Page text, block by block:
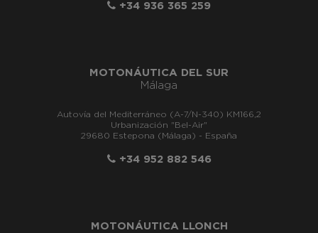
+34 936 365 259
MOTONÁUTICA DEL SUR
Málaga
Autovía del Mediterráneo (A-7/N-340) KM166,2
Urbanización "Bel-Air"
29680 Estepona (Málaga) - España
+34 952 882 546
MOTONÁUTICA LLONCH